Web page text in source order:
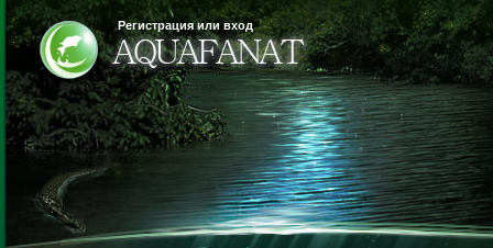
Регистрация или вход